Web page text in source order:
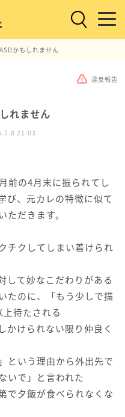
かもしれません
違反報告
れません
21:03
前の4月末に振られてし
び、元カレの特徴に似て
ただきます。
チクしてしまい着けられ
して妙なこだわりがある
たのに、「もう少しで描
待たされる
かけられない限り仲良く
という理由から外出先で
いで」と言われた
で夕飯が食べられなくな